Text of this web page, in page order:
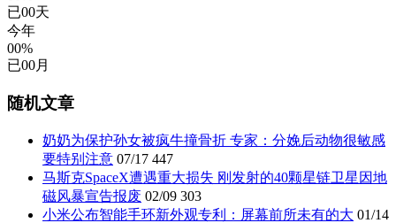
已00天
今年
00%
已00月
随机文章
奶奶为保护孙女被疯牛撞骨折 专家：分娩后动物很敏感
要特别注意 07/17 447
马斯克SpaceX遭遇重大损失 刚发射的40颗星链卫星因地
磁风暴宣告报废 02/09 303
小米公布智能手环新外观专利：屏幕前所未有的大 01/14